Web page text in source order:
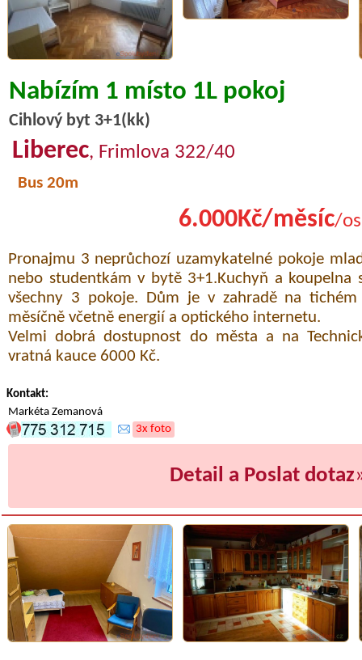
Nabízím 1 místo 1L pokoj
Cihlový byt 3+1(kk)
Liberec, Frimlova 322/40
Bus 20m
6.000Kč/měsíc/
Pronajmu 3 neprůchozí uzamykatelné pokoje
nebo studentkám v bytě 3+1.Kuchyň a koupelna
všechny 3 pokoje. Dům je v zahradě na
měsíčně včetně energií a optického internetu.
Velmi dobrá dostupnost do města a na
vratná kauce 6000 Kč.
Kontakt:
Markéta Zemanová
3x foto
Detail a Poslat dotaz